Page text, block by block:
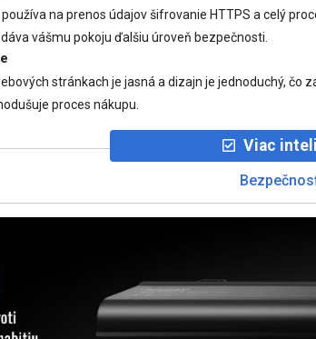
na prenos údajov šifrovanie HTTPS a celý
vášmu pokoju ďalšiu úroveň bezpečnosti.
stránkach je jasná a dizajn je jednoduchý,
proces nákupu.
Viac